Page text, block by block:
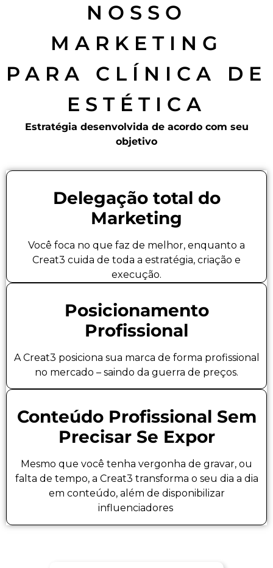
NOSSO
MARKETING
PARA CLÍNICA DE
ESTÉTICA
Estratégia desenvolvida de acordo com seu
objetivo
Delegação total do
Marketing
Você foca no que faz de melhor, enquanto a
Creat3 cuida de toda a estratégia, criação e
execução.
Posicionamento
Profissional
A Creat3 posiciona sua marca de forma profissional
no mercado – saindo da guerra de preços.
Conteúdo Profissional Sem
Precisar Se Expor
Mesmo que você tenha vergonha de gravar, ou
falta de tempo, a Creat3 transforma o seu dia a dia
em conteúdo, além de disponibilizar
influenciadores